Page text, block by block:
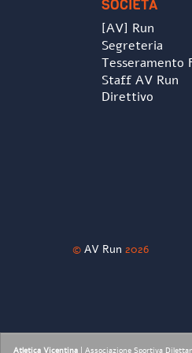
SOCIETÀ
[AV] Run
Segreteria
Tesseramento
Staff AV Run
Direttivo
© AV Run 2026
Atletica Vicentina | Associazione Sportiva